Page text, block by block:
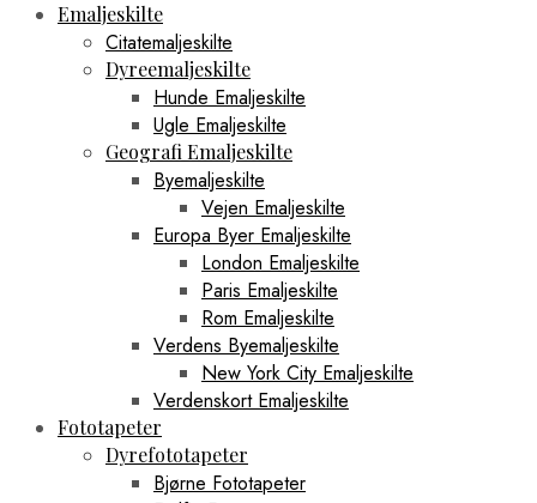
Emaljeskilte
Citatemaljeskilte
Dyreemaljeskilte
Hunde Emaljeskilte
Ugle Emaljeskilte
Geografi Emaljeskilte
Byemaljeskilte
Vejen Emaljeskilte
Europa Byer Emaljeskilte
London Emaljeskilte
Paris Emaljeskilte
Rom Emaljeskilte
Verdens Byemaljeskilte
New York City Emaljeskilte
Verdenskort Emaljeskilte
Fototapeter
Dyrefototapeter
Bjørne Fototapeter